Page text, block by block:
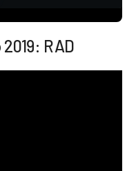
RAD